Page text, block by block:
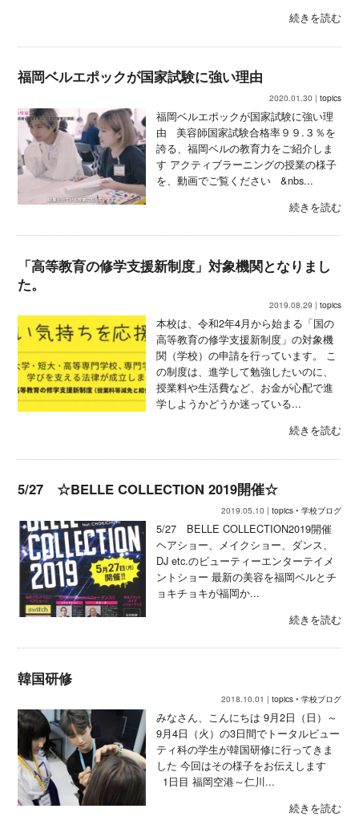
続きを読む
福岡ベルエポックが国家試験に強い理由
2020.01.30 | topics
福岡ベルエポックが国家試験に強い理
由 美容師国家試験合格率９９.３％を
誇る、福岡ベルの教育力をご紹介しま
す アクティブラーニングの授業の様子
を、動画でご覧ください &nbs...
続きを読む
「高等教育の修学支援新制度」対象機関となりまし
た。
2019.08.29 | topics
本校は、令和2年4月から始まる「国の
高等教育の修学支援新制度」の対象機
関（学校）の申請を行っています。 こ
の制度は、進学して勉強したいのに、
授業料や生活費など、お金が心配で進
学しようかどうか迷っている...
続きを読む
5/27 ☆BELLE COLLECTION 2019開催☆
2019.05.10 | topics• 学校ブログ
5/27 BELLE COLLECTION2019開催
ヘアショー、メイクショー、ダンス、
DJ etc.のビューティーエンターテイメ
ントショー 最新の美容を福岡ベルとチ
ョキチョキが福岡か...
続きを読む
韓国研修
2018.10.01 | topics• 学校ブログ
みなさん、こんにちは 9月2日（日）～
9月4日（火）の3日間でトータルビュー
ティ科の学生が韓国研修に行ってきま
した 今回はその様子をお伝えします
1日目 福岡空港～仁川...
続きを読む